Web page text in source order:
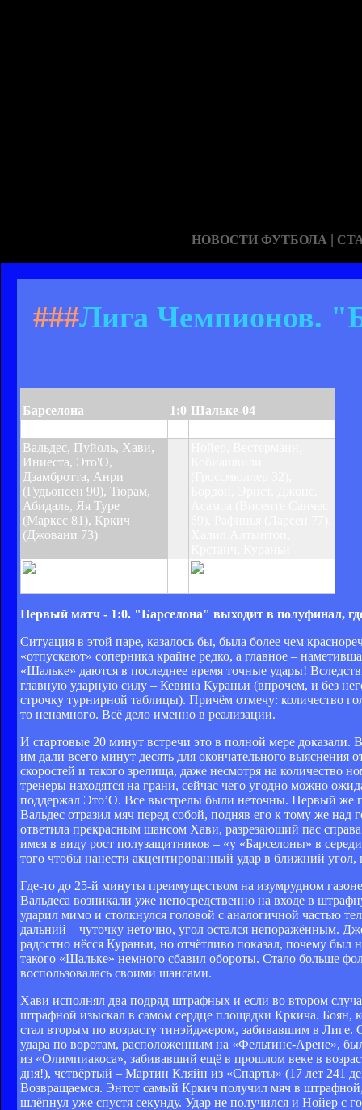
НОВОСТИ ФУТБОЛА |
###Лига Чемпионов.
Барселона 1:0 Шальке-04
Вальдес, Пуйоль, Хави,
Иниеста, Это'О,
Дзамбротта, Анри
(Гудьонсен 90), Тюрам,
Абидаль, Яя Туре
(Маркес 81), Кркич
(Джовани 73)
Первый матч - 1:0. "Барселона" выходит в полуфинал,
Ситуация в этой паре, казалось бы, была более чем
«отпускают» соперника крайне редко, а главное –
«Шальке» даются в последнее время точные удары!
главную ударную силу – Кевина Кураньи (впрочем, и без
строчку турнирной таблицы). Причём отмечу: количество
то ненамного. Всё дело именно в реализации.
И стартовые 20 минут встречи это в полной мере
им дали всего минут десять для окончательного
скоростей и такого зрелища, даже несмотря на количество
тренеры находятся на грани, сейчас чего угодно можно
поддержал Это’О. Все выстрелы были неточны. Первый же
Вальдес отразил мяч перед собой, подняв его к тому же
ответила прекрасным шансом Хави, разрезающий пас
имея в виду рост полузащитников – «у «Барселоны» в
того чтобы нанести акцентированный удар в ближний
Где-то до 25-й минуты преимуществом на изумрудном
Вальдеса возникали уже непосредственно на входе в
ударил мимо и столкнулся головой с аналогичной частью
дальний – чуточку неточно, угол остался непоражённым.
радостно нёсся Кураньи, но отчётливо показал, почему
такого «Шальке» немного сбавил обороты. Стало больше
воспользовалась своими шансами.
Хави исполнял два подряд штрафных и если во втором
штрафной изыскал в самом сердце площадки Кркича. Боян,
стал вторым по возрасту тинэйджером, забивавшим в
удара по воротам, расположенным на «Фельтинс-Арене»,
из «Олимпиакоса», забивавший ещё в прошлом веке в
дня!), четвёртый – Мартин Кляйн из «Спарты» (17 лет 241
Возвращаемся. Энтот самый Кркич получил мяч в
шлёпнул уже спустя секунду. Удар не получился и Нойер с